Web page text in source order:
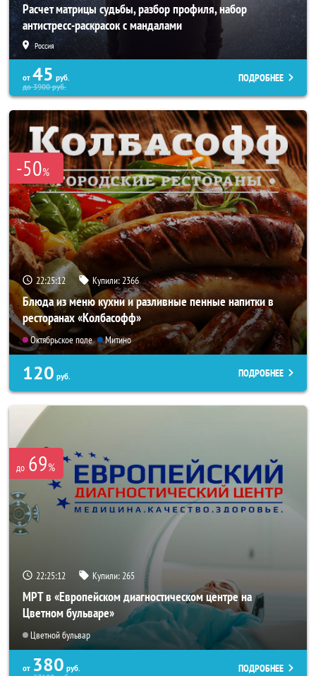
Расчет матрицы судьбы, разбор профиля, набор
антистресс-раскрасок с мандалами
Россия
от 45 руб.
до3900руб.
ПОДРОБНЕЕ
-50%
22:25:08 Купили: 2366
Блюда из меню кухни и разливные пенные напитки в
ресторанах «Колбасофф»
Октябрьское поле Митино
120 руб. ПОДРОБНЕЕ
до 69%
22:25:08 Купили: 265
МРТ в «Европейском диагностическом центре на
Цветном бульваре»
Цветной бульвар
от 380 руб.
ПОДРОБНЕЕ